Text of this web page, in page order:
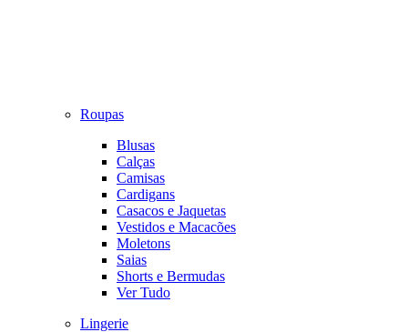
Roupas
Blusas
Calças
Camisas
Cardigans
Casacos e Jaquetas
Vestidos e Macacões
Moletons
Saias
Shorts e Bermudas
Ver Tudo
Lingerie